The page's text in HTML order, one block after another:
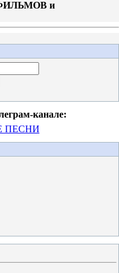
и
канале:
ПЕСНИ